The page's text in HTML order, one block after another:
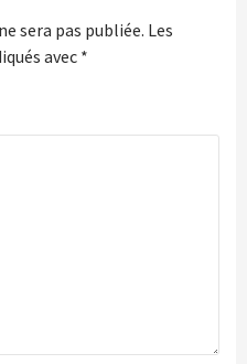
sera pas publiée. Les
avec *